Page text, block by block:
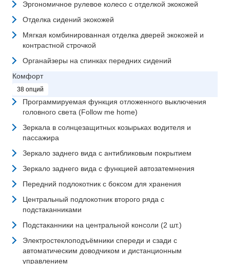
Эргономичное рулевое колесо с отделкой экокожей
Отделка сидений экокожей
Мягкая комбинированная отделка дверей экокожей и
контрастной строчкой
Органайзеры на спинках передних сидений
Комфорт
38 опций
Программируемая функция отложенного выключения
головного света (Follow me home)
Зеркала в солнцезащитных козырьках водителя и
пассажира
Зеркало заднего вида с антибликовым покрытием
Зеркало заднего вида с функцией автозатемнения
Передний подлокотник с боксом для хранения
Центральный подлокотник второго ряда с
подстаканниками
Подстаканники на центральной консоли (2 шт.)
Электростеклоподъёмники спереди и сзади с
автоматическим доводчиком и дистанционным
управлением